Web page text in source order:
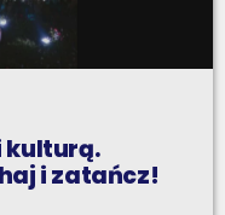
kulturą.
i zatańcz!